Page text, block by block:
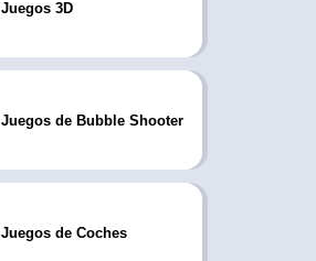
Juegos 3D
Juegos de Bubble Shooter
Juegos de Coches